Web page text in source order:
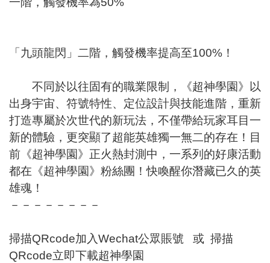
「九頭龍閃」二階，觸發機率提高至100%！
不同於以往固有的職業限制，《超神學園》以
出身宇宙、符號特性、定位設計與技能進階，重新
打造專屬於次世代的新玩法，不僅帶給玩家耳目一
新的體驗，更突顯了超能英雄獨一無二的存在！目
前《超神學園》正火熱封測中，一系列的好康活動
都在《超神學園》粉絲團！快喚醒你潛藏已久的英
雄魂！
－－－－－－－－
掃描QRcode加入Wechat公眾賬號 或 掃描
QRcode立即下載超神學園